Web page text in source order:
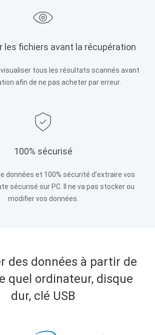
les fichiers avant la récupération
tous les résultats scannés avant
afin de ne pas acheter par erreur.
100% sécurisé
données et 100% sécurité d’extraire vos
sécurisé sur PC. Il ne va pas stocker ou
modifier vos données.
des données à partir de
quel ordinateur, disque
dur, clé USB